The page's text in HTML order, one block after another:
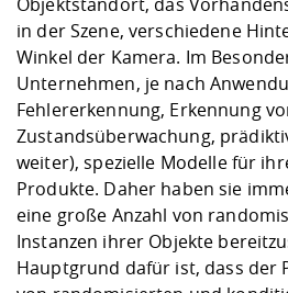
in der Szene, verschiedene
Winkel der Kamera. Im
Unternehmen, je nach
Fehlererkennung, Erkennung
Zustandsüberwachung,
weiter), spezielle Modelle für
Produkte. Daher haben sie
eine große Anzahl von
Instanzen ihrer Objekte
Hauptgrund dafür ist, dass der